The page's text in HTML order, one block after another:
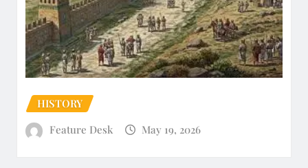
HISTORY
Feature Desk
May 19, 2026